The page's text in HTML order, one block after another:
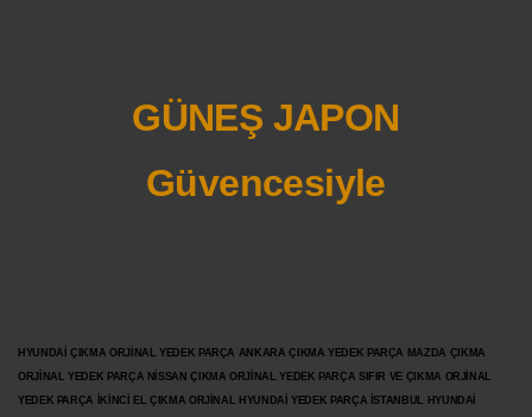
GÜNEŞ JAPON
Güvencesiyle
HYUNDAİ ÇIKMA ORJİNAL YEDEK PARÇA ANKARA ÇIKMA YEDEK PARÇA MAZDA ÇIKMA
ORJİNAL YEDEK PARÇA NİSSAN ÇIKMA ORJİNAL YEDEK PARÇA SIFIR VE ÇIKMA ORJİNAL
YEDEK PARÇA İKİNCİ EL ÇIKMA ORJİNAL HYUNDAİ YEDEK PARÇA İSTANBUL HYUNDAİ